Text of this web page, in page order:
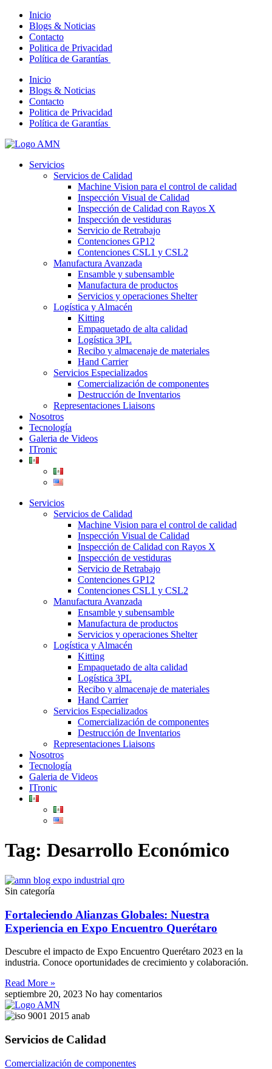
Inicio
Blogs & Noticias
Contacto
Politica de Privacidad
Política de Garantías
Inicio
Blogs & Noticias
Contacto
Politica de Privacidad
Política de Garantías
Servicios
Servicios de Calidad
Machine Vision para el control de calidad
Inspección Visual de Calidad
Inspección de Calidad con Rayos X
Inspección de vestiduras
Servicio de Retrabajo
Contenciones GP12
Contenciones CSL1 y CSL2
Manufactura Avanzada
Ensamble y subensamble
Manufactura de productos
Servicios y operaciones Shelter
Logística y Almacén
Kitting
Empaquetado de alta calidad
Logística 3PL
Recibo y almacenaje de materiales
Hand Carrier
Servicios Especializados
Comercialización de componentes
Destrucción de Inventarios
Representaciones Liaisons
Nosotros
Tecnología
Galeria de Videos
ITronic
Servicios
Servicios de Calidad
Machine Vision para el control de calidad
Inspección Visual de Calidad
Inspección de Calidad con Rayos X
Inspección de vestiduras
Servicio de Retrabajo
Contenciones GP12
Contenciones CSL1 y CSL2
Manufactura Avanzada
Ensamble y subensamble
Manufactura de productos
Servicios y operaciones Shelter
Logística y Almacén
Kitting
Empaquetado de alta calidad
Logística 3PL
Recibo y almacenaje de materiales
Hand Carrier
Servicios Especializados
Comercialización de componentes
Destrucción de Inventarios
Representaciones Liaisons
Nosotros
Tecnología
Galeria de Videos
ITronic
Tag: Desarrollo Económico
Sin categoría
Fortaleciendo Alianzas Globales: Nuestra
Experiencia en Expo Encuentro Querétaro
Descubre el impacto de Expo Encuentro Querétaro 2023 en la
industria. Conoce oportunidades de crecimiento y colaboración.
Read More »
septiembre 20, 2023 No hay comentarios
Servicios de Calidad
Comercialización de componentes